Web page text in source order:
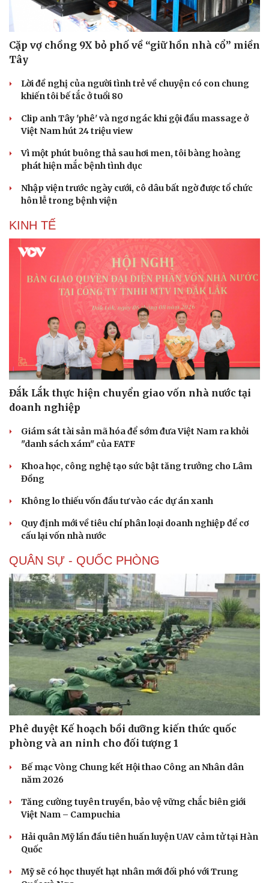
Văn hóa
Sân khấu - Điện ảnh
Âm nhạc
Di sản
Giải trí
Sao Việt
Cặp vợ chồng 9X bỏ phố về “giữ hồn nhà cổ” miền
Tây
Lời đề nghị của người tình trẻ về chuyện có con chung
khiến tôi bế tắc ở tuổi 80
Clip anh Tây 'phê' và ngơ ngác khi gội đầu massage ở
Việt Nam hút 24 triệu view
Vì một phút buông thả sau hơi men, tôi bàng hoàng
phát hiện mắc bệnh tình dục
Nhập viện trước ngày cưới, cô dâu bất ngờ được tổ chức
hôn lễ trong bệnh viện
KINH TẾ
Đắk Lắk thực hiện chuyển giao vốn nhà nước tại
doanh nghiệp
Giám sát tài sản mã hóa để sớm đưa Việt Nam ra khỏi
"danh sách xám" của FATF
Khoa học, công nghệ tạo sức bật tăng trưởng cho Lâm
Đồng
Không lo thiếu vốn đầu tư vào các dự án xanh
Quy định mới về tiêu chí phân loại doanh nghiệp để cơ
cấu lại vốn nhà nước
QUÂN SỰ - QUỐC PHÒNG
Phê duyệt Kế hoạch bồi dưỡng kiến thức quốc
phòng và an ninh cho đối tượng 1
Bế mạc Vòng Chung kết Hội thao Công an Nhân dân
năm 2026
Tăng cường tuyên truyền, bảo vệ vững chắc biên giới
Việt Nam – Campuchia
Hải quân Mỹ lần đầu tiên huấn luyện UAV cảm tử tại Hàn
Quốc
Mỹ sẽ có học thuyết hạt nhân mới đối phó với Trung